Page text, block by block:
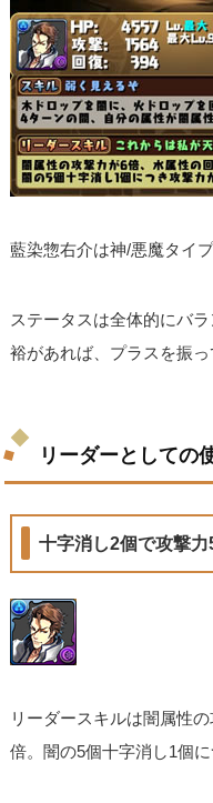
藍染惣右介は神/悪魔タイプ
ステータスは全体的にバ
裕があれば、プラスを振っ
リーダーとしての
十字消し2個で攻撃力
リーダースキルは闇属性
倍。闇の5個十字消し1個に